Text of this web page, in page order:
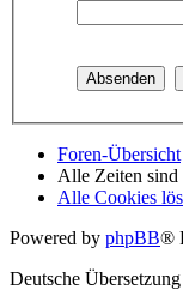
Foren-Übersicht
Alle Zeiten sind
Alle Cookies
Powered by phpBB®
Deutsche